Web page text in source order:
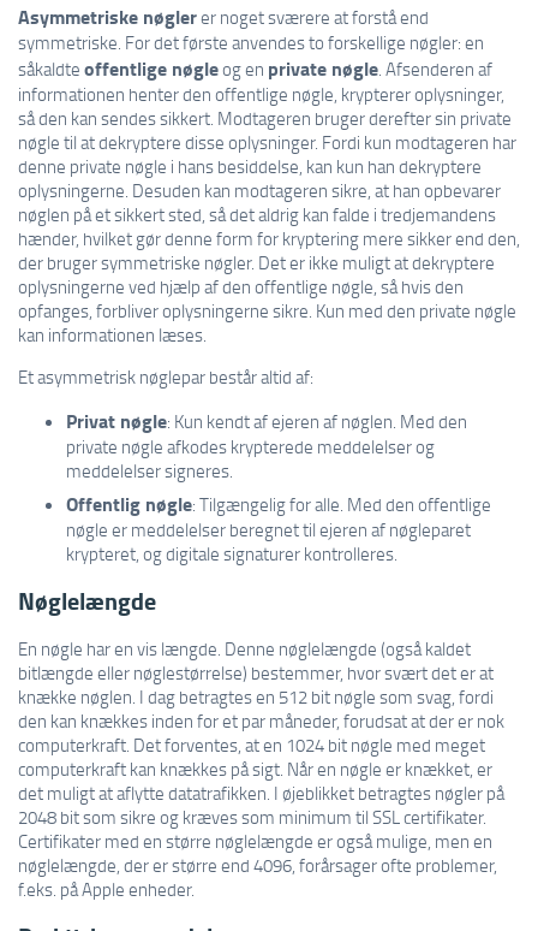
Asymmetriske nøglerer noget sværere at forstå end
symmetriske. For det første anvendes to forskellige nøgler: en
såkaldte offentlige nøgleog en private nøgle . Afsenderen af
informationen henter den offentlige nøgle, krypterer oplysninger,
så den kan sendes sikkert. Modtageren bruger derefter sin private
nøgle til at dekryptere disse oplysninger. Fordi kun modtageren har
denne private nøgle i hans besiddelse, kan kun han dekryptere
oplysningerne. Desuden kan modtageren sikre, at han opbevarer
nøglen på et sikkert sted, så det aldrig kan falde i tredjemandens
hænder, hvilket gør denne form for kryptering mere sikker end den,
der bruger symmetriske nøgler. Det er ikke muligt at dekryptere
oplysningerne ved hjælp af den offentlige nøgle, så hvis den
opfanges, forbliver oplysningerne sikre. Kun med den private nøgle
kan informationen læses.
Et asymmetrisk nøglepar består altid af:
Privat nøgle: Kun kendt af ejeren af nøglen. Med den
private nøgle afkodes krypterede meddelelser og
meddelelser signeres.
Offentlig nøgle: Tilgængelig for alle. Med den offentlige
nøgle er meddelelser beregnet til ejeren af nøgleparet
krypteret, og digitale signaturer kontrolleres.
Nøglelængde
En nøgle har en vis længde. Denne nøglelængde (også kaldet
bitlængde eller nøglestørrelse) bestemmer, hvor svært det er at
knække nøglen. I dag betragtes en 512 bit nøgle som svag, fordi
den kan knækkes inden for et par måneder, forudsat at der er nok
computerkraft. Det forventes, at en 1024 bit nøgle med meget
computerkraft kan knækkes på sigt. Når en nøgle er knækket, er
det muligt at aflytte datatrafikken. I øjeblikket betragtes nøgler på
2048 bit som sikre og kræves som minimum til SSL certifikater.
Certifikater med en større nøglelængde er også mulige, men en
nøglelængde, der er større end 4096, forårsager ofte problemer,
f.eks. på Apple enheder.